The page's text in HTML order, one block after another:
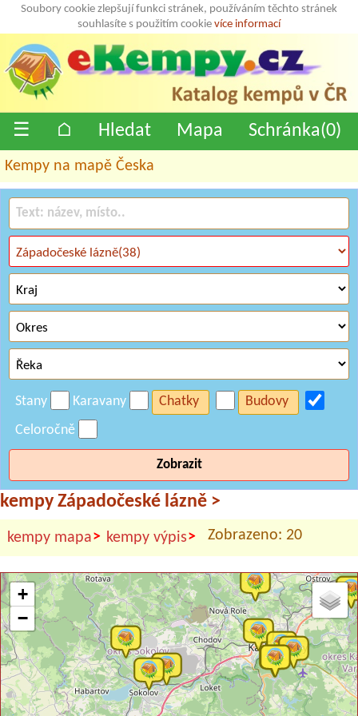
Soubory cookie zlepšují funkci stránek, používáním těchto stránek
souhlasíte s použitím cookie více informací
☰ ⌂ Hledat Mapa Schránka(0)
Kempy na mapě Česka
Stany Karavany Chatky
Budovy
Celoročně
Zobrazit
kempy Západočeské lázně >
kempy mapa> kempy výpis> Zobrazeno: 20
+
−